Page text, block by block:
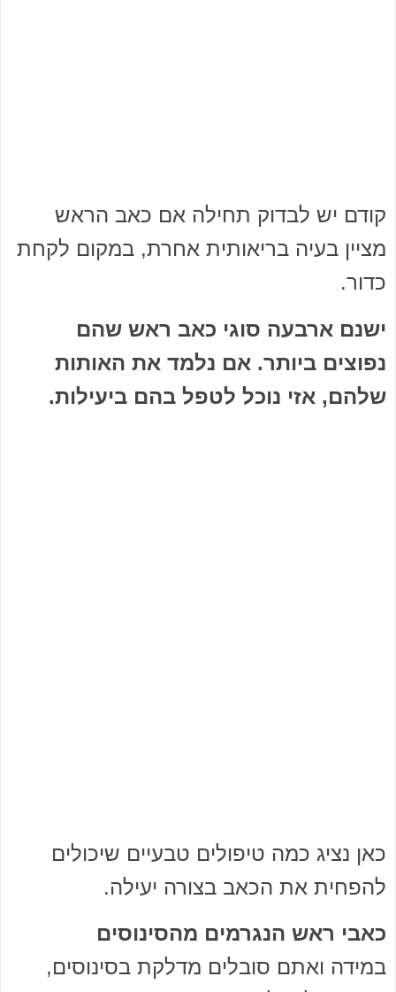
קודם יש לבדוק תחילה אם כאב הראש
מציין בעיה בריאותית אחרת, במקום לקחת
כדור.
ישנם ארבעה סוגי כאב ראש שהם
נפוצים ביותר. אם נלמד את האותות
שלהם, אזי נוכל לטפל בהם ביעילות.
כאן נציג כמה טיפולים טבעיים שיכולים
להפחית את הכאב בצורה יעילה.
כאבי ראש הנגרמים מהסינוסים
במידה ואתם סובלים מדלקת בסינוסים,